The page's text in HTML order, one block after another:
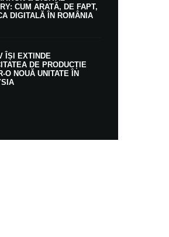
CUM ARATĂ, DE FAPT,
DIGITALĂ ÎN ROMÂNIA
ÎȘI EXTINDE
DE PRODUCȚIE
O NOUĂ UNITATE ÎN